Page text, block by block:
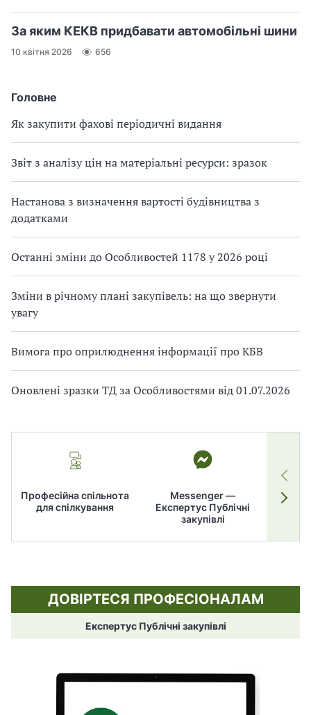
Головне
Як закупити фахові періодичні видання
Звіт з аналізу цін на матеріальні ресурси: зразок
Настанова з визначення вартості будівництва з
додатками
Останні зміни до Особливостей 1178 у 2026 році
Зміни в річному плані закупівель: на що звернути
увагу
Вимога про оприлюднення інформації про КБВ
Оновлені зразки ТД за Особливостями від 01.07.2026
Професійна спільнота
для спілкування
Messenger —
Експертус Публічні
закупівлі
За яким КЕКВ придбавати автомобільні шини
10 квітня 2026 656
ДОВІРТЕСЯ ПРОФЕСІОНАЛАМ
Експертус Публічні закупівлі